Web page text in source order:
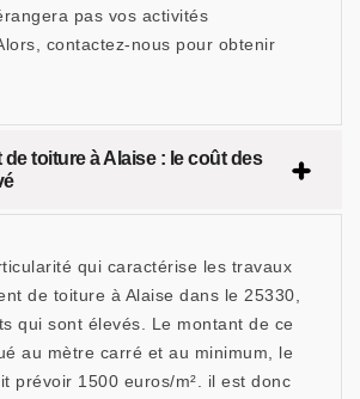
pas vos activités
contactez-nous pour obtenir
toiture à Alaise : le coût des
qui caractérise les travaux
de toiture à Alaise dans le 25330,
qui sont élevés. Le montant de ce
au mètre carré et au minimum, le
prévoir 1500 euros/m². il est donc